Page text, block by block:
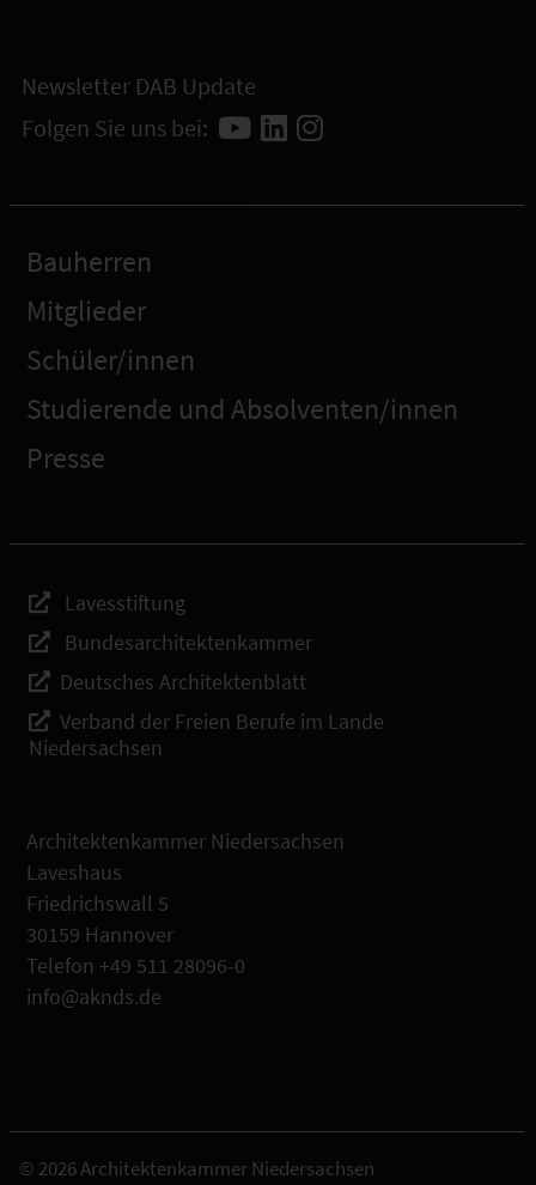
Newsletter DAB Update
Folgen Sie uns bei:
Bauherren
Mitglieder
Schüler/innen
Studierende und Absolventen/innen
Presse
Lavesstiftung
Bundesarchitektenkammer
Deutsches Architektenblatt
Verband der Freien Berufe im Lande
Niedersachsen
Architektenkammer Niedersachsen
Laveshaus
Friedrichswall 5
30159 Hannover
Telefon +49 511 28096-0
info@aknds.de
© 2026 Architektenkammer Niedersachsen